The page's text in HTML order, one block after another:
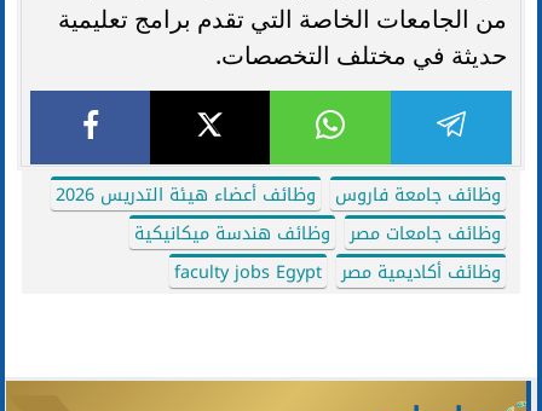
من الجامعات الخاصة التي تقدم برامج تعليمية
حديثة في مختلف التخصصات.
وظائف جامعة فاروس
وظائف أعضاء هيئة التدريس 2026
وظائف جامعات مصر
وظائف هندسة ميكانيكية
وظائف أكاديمية مصر
faculty jobs Egypt